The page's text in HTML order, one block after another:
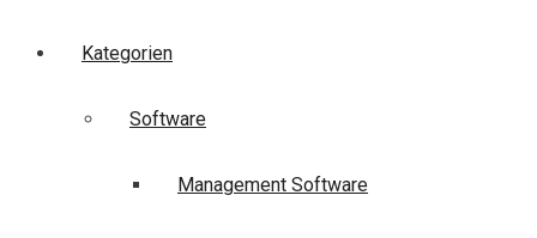
Kategorien
Software
Management Software